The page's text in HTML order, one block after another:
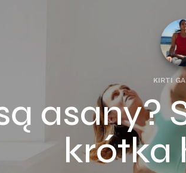
KIRTI
asany?
krótka